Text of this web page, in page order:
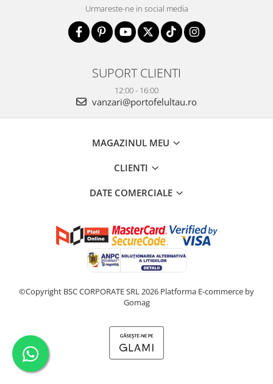
Urmareste-ne in social media
SUPORT CLIENTI
12:00 - 16:00
vanzari@portofelultau.ro
MAGAZINUL MEU
CLIENTI
DATE COMERCIALE
©Copyright BSC CORPORATE SRL 2026 Platforma E-commerce by
Gomag